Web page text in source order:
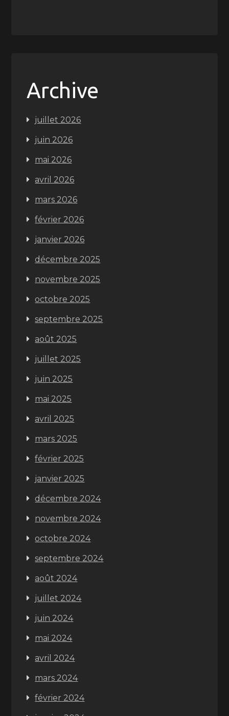
Archive
juillet 2026
juin 2026
mai 2026
avril 2026
mars 2026
février 2026
janvier 2026
décembre 2025
novembre 2025
octobre 2025
septembre 2025
août 2025
juillet 2025
juin 2025
mai 2025
avril 2025
mars 2025
février 2025
janvier 2025
décembre 2024
novembre 2024
octobre 2024
septembre 2024
août 2024
juillet 2024
juin 2024
mai 2024
avril 2024
mars 2024
février 2024